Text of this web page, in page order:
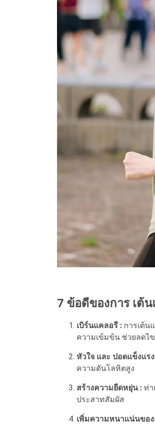
7 ข้อดีของการ เต้
เบิร์นแคลอรี : การเต้น
ความเข้มข้น ช่วยลดไ
หัวใจ และ ปอดแข็งแร
ความดันโลหิตสูง
สร้างความยืดหยุ่น : ท่า
ประสาทสัมผัส
เพิ่มความหนาแน่นของ